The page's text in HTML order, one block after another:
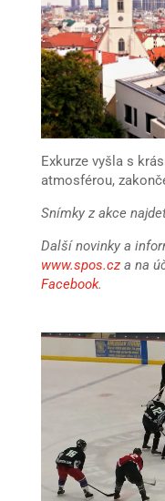
Exkurze vyšla s
atmosférou,
Snímky z akce
Další novinky a
www.spos.cza na
Facebook.